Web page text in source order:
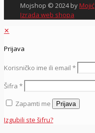
Mojshop © 2024 byMojić
Izrada web shopa
✕
Prijava
Korisničko ime ili email *
Šifra *
Zapamti me
Prijava
Izgubili ste šifru?